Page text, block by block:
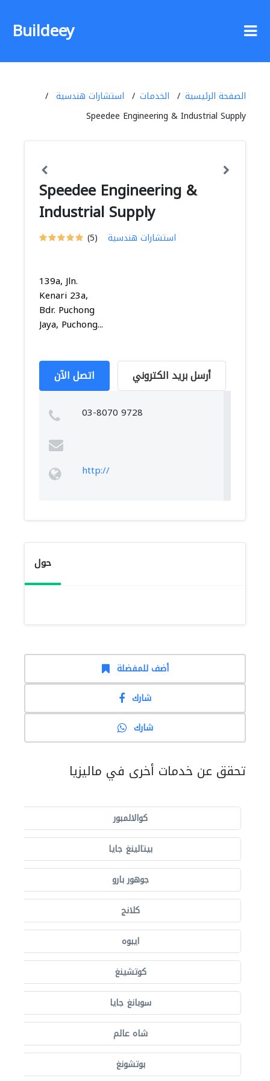
Buildeey
الصفحة الرئيسية الخدمات
استشارات هندسية
Speedee Engineering & Industrial Supply
Speedee Engineering &
Industrial Supply
(5) استشارات هندسية
139a, Jln.
Kenari 23a,
Bdr. Puchong
Jaya, Puchong...
اتصل الآن أرسل بريد الكتروني
03-8070 9728
http://
حول
أضف للمفضلة
شارك
شارك
تحقق عن خدمات أخرى في ماليزيا
كوالالمبور
بيتالينغ جايا
جوهور بارو
كلانج
ايبوه
كوتشينغ
سوبانغ جايا
شاه عالم
بوتشونغ